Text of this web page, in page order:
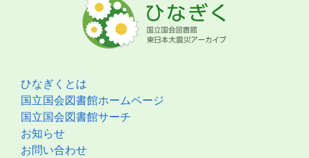
ひなぎくとは
国立国会図書館ホームページ
国立国会図書館サーチ
お知らせ
お問い合わせ